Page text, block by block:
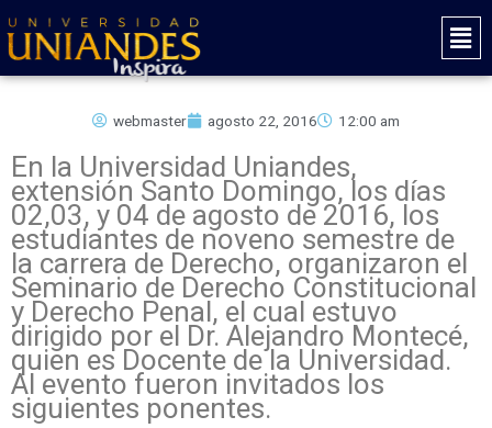
al
contenido
Main
webmaster agosto 22, 2016 12:00 am
En la Universidad Uniandes,
extensión Santo Domingo, los días
02,03, y 04 de agosto de 2016, los
estudiantes de noveno semestre de
la carrera de Derecho, organizaron el
Seminario de Derecho Constitucional
y Derecho Penal, el cual estuvo
dirigido por el Dr. Alejandro Montecé,
quien es Docente de la Universidad.
Al evento fueron invitados los
siguientes ponentes.